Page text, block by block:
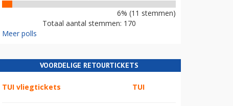
6% (11 stemmen)
Totaal aantal stemmen: 170
Meer polls
VOORDELIGE RETOURTICKETS
TUI vliegtickets TUI